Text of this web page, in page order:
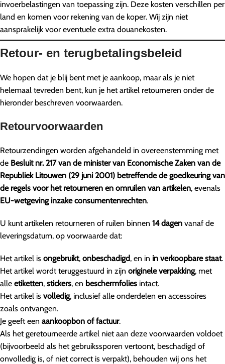
invoerbelastingen van toepassing zijn. Deze kosten verschillen per
land en komen voor rekening van de koper. Wij zijn niet
aansprakelijk voor eventuele extra douanekosten.
Retour- en terugbetalingsbeleid
We hopen dat je blij bent met je aankoop, maar als je niet
helemaal tevreden bent, kun je het artikel retourneren onder de
hieronder beschreven voorwaarden.
Retourvoorwaarden
Retourzendingen worden afgehandeld in overeenstemming met
de Besluit nr. 217 van de minister van Economische Zaken van de
Republiek Litouwen (29 juni 2001) betreffende de goedkeuring van
de regels voor het retourneren en omruilen van artikelen, evenals
EU-wetgeving inzake consumentenrechten.
U kunt artikelen retourneren of ruilen binnen 14 dagen vanaf de
leveringsdatum, op voorwaarde dat:
Het artikel is ongebruikt, onbeschadigd, en in in verkoopbare staat.
Het artikel wordt teruggestuurd in zijn originele verpakking, met
alle etiketten, stickers, en beschermfolies intact.
Het artikel is volledig, inclusief alle onderdelen en accessoires
zoals ontvangen.
Je geeft een aankoopbon of factuur.
Als het geretourneerde artikel niet aan deze voorwaarden voldoet
(bijvoorbeeld als het gebruikssporen vertoont, beschadigd of
onvolledig is, of niet correct is verpakt), behouden wij ons het